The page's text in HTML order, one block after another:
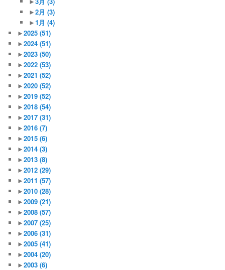
►2月 (3)
►1月 (4)
►2025(51)
►2024(51)
►2023(50)
►2022(53)
►2021(52)
►2020(52)
►2019(52)
►2018(54)
►2017(31)
►2016(7)
►2015(6)
►2014(3)
►2013(8)
►2012(29)
►2011(57)
►2010(28)
►2009(21)
►2008(57)
►2007(25)
►2006(31)
►2005(41)
►2004(20)
►2003(6)